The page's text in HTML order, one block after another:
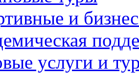
и
услуги и